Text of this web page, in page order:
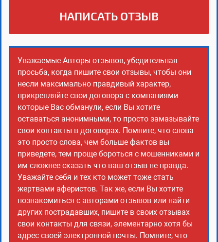
НАПИСАТЬ ОТЗЫВ
Уважаемые Авторы отзывов, убедительная
просьба, когда пишите свои отзывы, чтобы они
несли максимально правдивый характер,
прикрепляйте свои договора с компаниями
которые Вас обманули, если Вы хотите
оставаться анонимными, то просто замазывайте
свои контакты в договорах. Помните, что слова
это просто слова, чем больше фактов вы
приведете, тем проще бороться с мошенниками и
им сложнее сказать что ваш отзыв не правда.
Уважайте себя и тех кто может тоже стать
жертвами аферистов. Так же, если Вы хотите
познакомиться с авторами отзывов или найти
других пострадавших, пишите в своих отзывах
свои контакты для связи, элементарно хотя бы
адрес своей электронной почты. Помните, что